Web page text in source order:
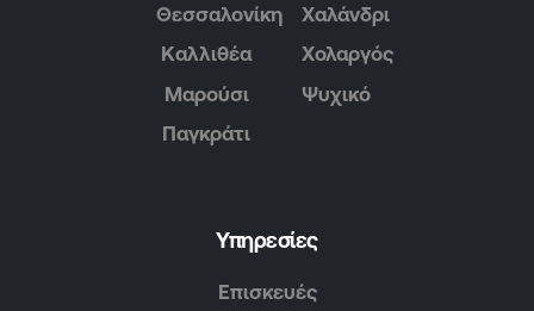
Θεσσαλονίκη
Καλλιθέα
Μαρούσι
Παγκράτι
Χαλάνδρι
Χολαργός
Ψυχικό
Υπηρεσίες
Επισκευές